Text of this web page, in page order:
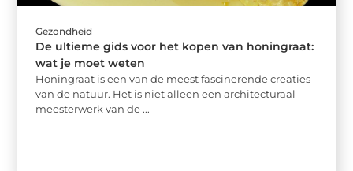
Gezondheid
De ultieme gids voor het kopen van honingraat:
wat je moet weten
Honingraat is een van de meest fascinerende creaties
van de natuur. Het is niet alleen een architecturaal
meesterwerk van de ...